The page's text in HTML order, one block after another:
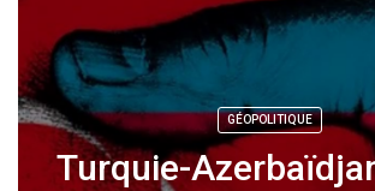
GÉOPOLITIQUE
Turquie-